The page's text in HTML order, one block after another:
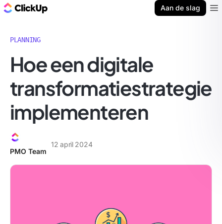
Aan de slag
PLANNING
Hoe een digitale
transformatiestrategie
implementeren
PMO Team
12 april 2024